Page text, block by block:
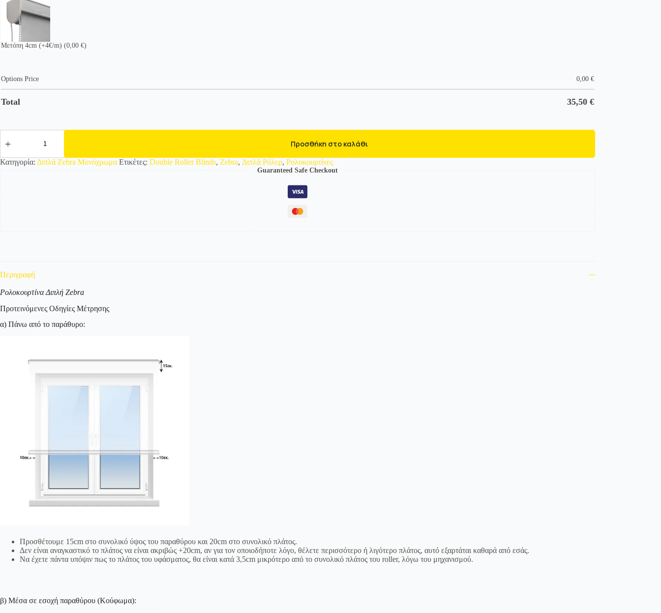
Μετόπη 4cm (+4€/m) (0,00 €)
Options Price 0,00 €
Total 35,50 €
Διπλό
Ρολοκουρτίνα
Zebra
Προσθήκη στο καλάθι
Κατηγορία: Διπλά Zebra Μονόχρωμα Ετικέτες: Double Roller Blinds, Zebra, Διπλά Ρόλερ, Ρολοκουρτίνες
Guaranteed Safe Checkout
Περιγραφή
Ρολοκουρτίνα Διπλή Zebra
Προτεινόμενες Οδηγίες Μέτρησης
α) Πάνω από το παράθυρο:
Προσθέτουμε 15cm στο συνολικό ύψος του παραθύρου και 20cm στο συνολικό πλάτος.
Δεν είναι αναγκαστικό το πλάτος να είναι ακριβώς +20cm, αν για τον οποιοδήποτε λόγο, θέλετε περισσότερο ή λιγότερο πλάτος, αυτό εξαρτάται καθαρά από εσάς.
Να έχετε πάντα υπόψιν πως το πλάτος του υφάσματος, θα είναι κατά 3,5cm μικρότερο από το συνολικό πλάτος του roller, λόγω του μηχανισμού.
β) Μέσα σε εσοχή παραθύρου (Κούφωμα):